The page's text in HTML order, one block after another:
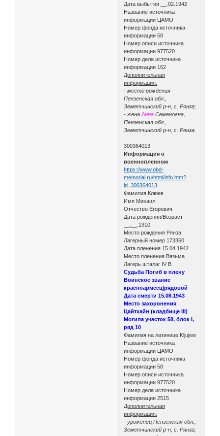
Дата выбытия __.02.1942
Название источника
информации ЦАМО
Номер фонда источника
информации 58
Номер описи источника
информации 977520
Номер дела источника
информации 162
Дополнительная
информация:
- место рождения
Пензенская обл.,
Земетчинский р-н, с. Рянза;
- жена Анна Семеновна,
Пензенская обл.,
Земетчинский р-н, с. Рянза.
300364013
Информация о
военнопленном
https://www.obd-
memorial.ru/html/info.htm?
id=300364013
Фамилия Клюев
Имя Михаил
Отчество Егорович
Дата рождения/Возраст
__.__.1910
Место рождения Рянза
Лагерный номер 173360
Дата пленения 15.04.1942
Место пленения Вязьма
Лагерь шталаг IV B
Судьба Погиб в плену
Воинское звание
красноармеец|рядовой
Дата смерти 15.08.1943
Место захоронения
Цайтхайн (кладбище III)
Могила участок 58, блок I,
ряд 10
Фамилия на латинице Kljujew
Название источника
информации ЦАМО
Номер фонда источника
информации 58
Номер описи источника
информации 977520
Номер дела источника
информации 2515
Дополнительная
информация:
- уроженец Пензенская обл.,
Земетчинский р-н, с. Рянза;